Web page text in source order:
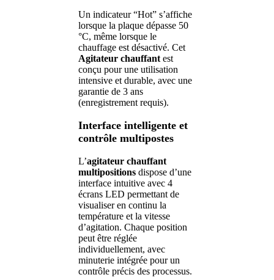
Un indicateur “Hot” s’affiche
lorsque la plaque dépasse 50
°C, même lorsque le
chauffage est désactivé. Cet
Agitateur chauffant est
conçu pour une utilisation
intensive et durable, avec une
garantie de 3 ans
(enregistrement requis).
Interface intelligente et
contrôle multipostes
L’agitateur chauffant
multipositions dispose d’une
interface intuitive avec 4
écrans LED permettant de
visualiser en continu la
température et la vitesse
d’agitation. Chaque position
peut être réglée
individuellement, avec
minuterie intégrée pour un
contrôle précis des processus.